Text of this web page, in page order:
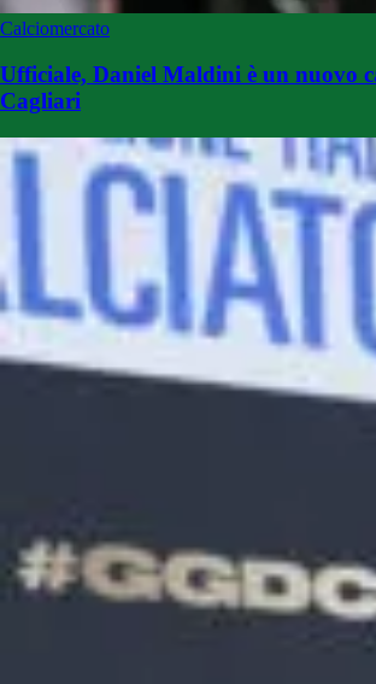
Calciomercato
Ufficiale, Daniel Maldini è un nuovo
Cagliari